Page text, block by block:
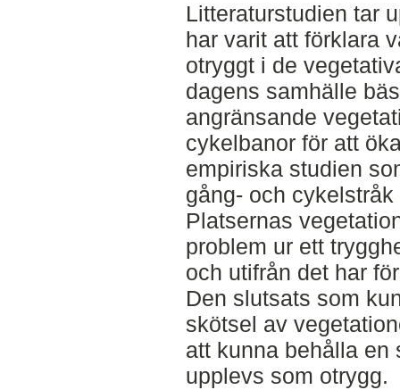
Litteraturstudien tar
har varit att förklara
otryggt i de
dagens samhälle
angränsande
cykelbanor för att
empiriska studien
gång- och
Platsernas
problem ur ett
och utifrån det har
Den slutsats som
skötsel av
att kunna behålla en
upplevs som otrygg.